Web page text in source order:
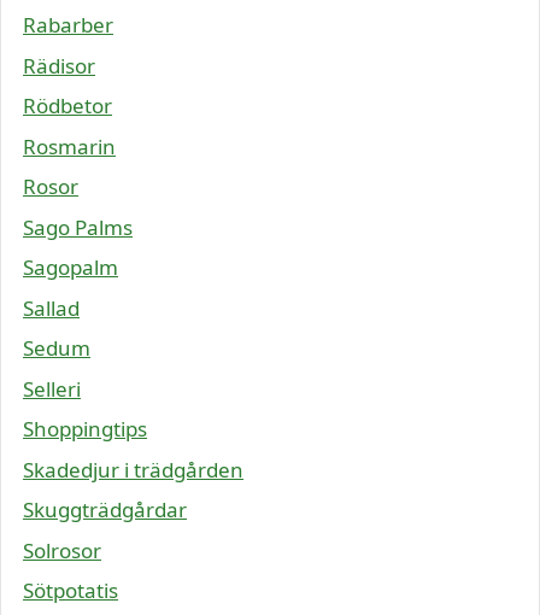
Rabarber
Rädisor
Rödbetor
Rosmarin
Rosor
Sago Palms
Sagopalm
Sallad
Sedum
Selleri
Shoppingtips
Skadedjur i trädgården
Skuggträdgårdar
Solrosor
Sötpotatis